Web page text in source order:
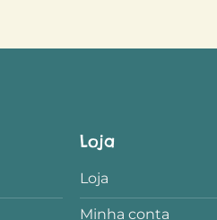
Loja
Loja
Minha conta